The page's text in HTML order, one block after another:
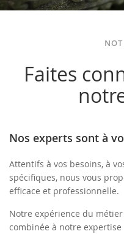
Faites
Nos experts sont à
Attentifs à vos besoins, à
spécifiques, nous vous
efficace et professionnelle.
Notre expérience du
combinée à notre